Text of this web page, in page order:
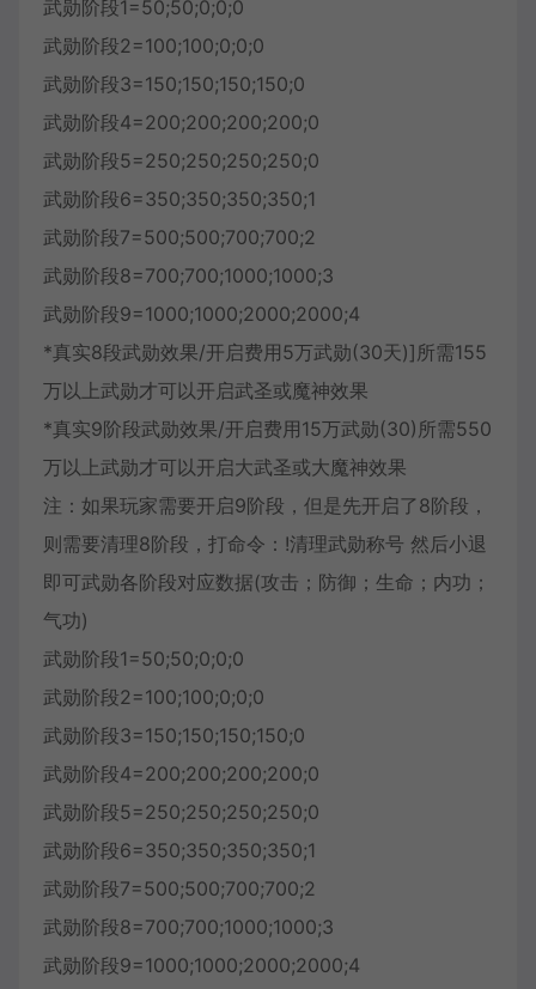
武勋阶段1=50;50;0;0;0
武勋阶段2=100;100;0;0;0
武勋阶段3=150;150;150;150;0
武勋阶段4=200;200;200;200;0
武勋阶段5=250;250;250;250;0
武勋阶段6=350;350;350;350;1
武勋阶段7=500;500;700;700;2
武勋阶段8=700;700;1000;1000;3
武勋阶段9=1000;1000;2000;2000;4
*真实8段武勋效果/开启费用5万武勋(30天)]所需155
万以上武勋才可以开启武圣或魔神效果
*真实9阶段武勋效果/开启费用15万武勋(30)所需550
万以上武勋才可以开启大武圣或大魔神效果
注：如果玩家需要开启9阶段，但是先开启了8阶段，
则需要清理8阶段，打命令：!清理武勋称号 然后小退
即可武勋各阶段对应数据(攻击；防御；生命；内功；
气功)
武勋阶段1=50;50;0;0;0
武勋阶段2=100;100;0;0;0
武勋阶段3=150;150;150;150;0
武勋阶段4=200;200;200;200;0
武勋阶段5=250;250;250;250;0
武勋阶段6=350;350;350;350;1
武勋阶段7=500;500;700;700;2
武勋阶段8=700;700;1000;1000;3
武勋阶段9=1000;1000;2000;2000;4